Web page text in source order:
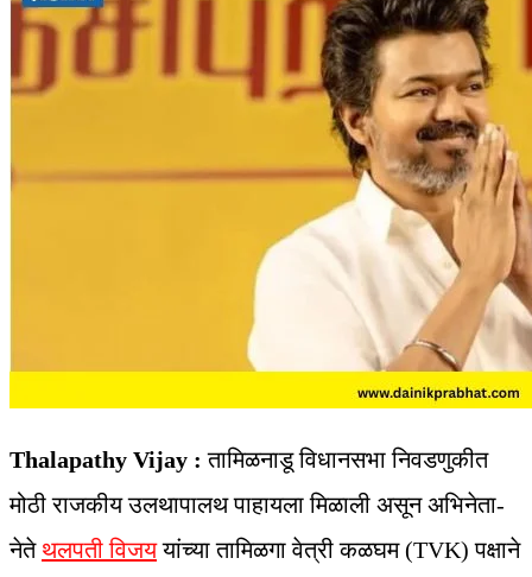
Thalapathy Vijay : तामिळनाडू विधानसभा निवडणुकीत
मोठी राजकीय उलथापालथ पाहायला मिळाली असून अभिनेता-
नेते थलपती विजययांच्या तामिळगा वेत्री कळघम (TVK) पक्षाने